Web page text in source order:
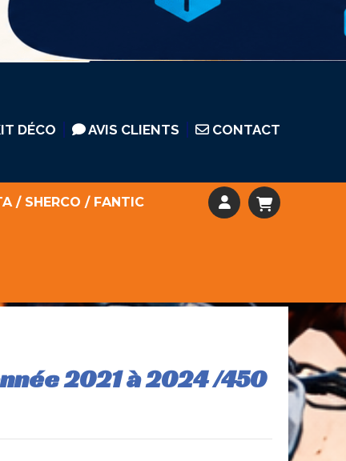
DÉCO AVIS CLIENTS CONTACT
/ SHERCO / FANTIC
2021 à 2024 /450